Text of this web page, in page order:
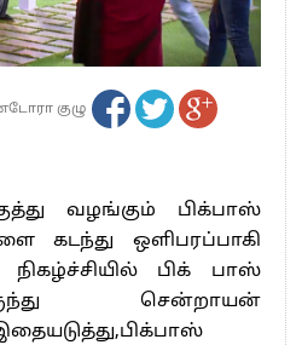
அக்.16 வரை விண்ணப்பிக்கலாம்
6 ஆக உயர்வு
குழு
வழங்கும் பிக்பாஸ்
கடந்து ஒளிபரப்பாகி
நிகழ்ச்சியில் பிக் பாஸ்
சென்றாயன்